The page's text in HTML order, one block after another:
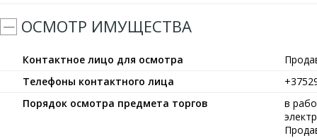
ОСМОТР ИМУЩЕСТВА
Контактное лицо для осмотра
Телефоны контактного лица
Порядок осмотра предмета торгов
в